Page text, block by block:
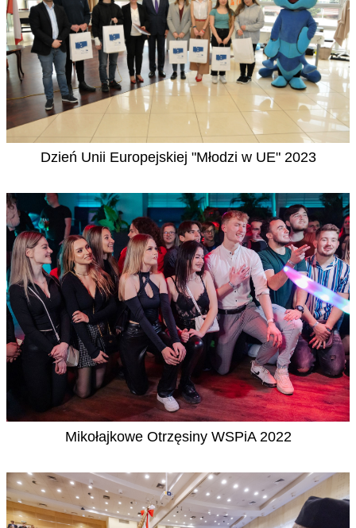
Dzień Unii Europejskiej "Młodzi w UE" 2023
Mikołajkowe Otrzęsiny WSPiA 2022